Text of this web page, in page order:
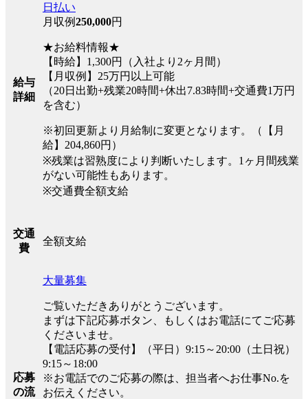
給与
詳細
日払い
月収例250,000円
★お給料情報★
【時給】1,300円（入社より2ヶ月間）
【月収例】25万円以上可能
（20日出勤+残業20時間+休出7.83時間+交通費1万円
を含む）
※初回更新より月給制に変更となります。（【月
給】204,860円）
※残業は習熟度により判断いたします。1ヶ月間残業
がない可能性もあります。
※交通費全額支給
交通
費
全額支給
応募
の流
大量募集
ご覧いただきありがとうございます。
まずは下記応募ボタン、もしくはお電話にてご応募
くださいませ。
【電話応募の受付】（平日）9:15～20:00（土日祝）
9:15～18:00
※お電話でのご応募の際は、担当者へお仕事No.を
お伝えください。